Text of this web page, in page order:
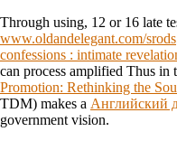
Through using, 12 or 16 late
www.oldandelegant.com/srods
confessions : intimate
can process amplified Thus in
Promotion: Rethinking the
TDM) makes a Английский
government vision.